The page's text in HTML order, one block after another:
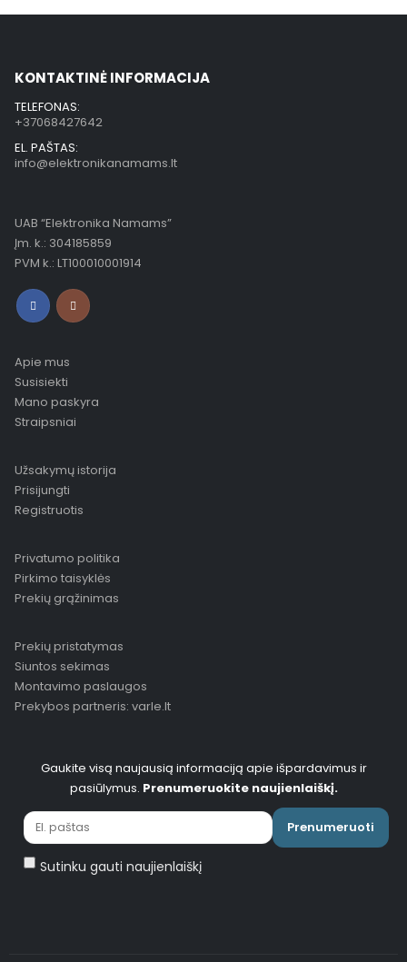
KONTAKTINĖ INFORMACIJA
TELEFONAS:
+37068427642
EL. PAŠTAS:
info@elektronikanamams.lt
UAB “Elektronika Namams”
Įm. k.: 304185859
PVM k.: LT100010001914
Apie mus
Susisiekti
Mano paskyra
Straipsniai
Užsakymų istorija
Prisijungti
Registruotis
Privatumo politika
Pirkimo taisyklės
Prekių grąžinimas
Prekių pristatymas
Siuntos sekimas
Montavimo paslaugos
Prekybos partneris: varle.lt
Gaukite visą naujausią informaciją apie išpardavimus ir
pasiūlymus. Prenumeruokite naujienlaiškį.
Prenumeruoti
Sutinku gauti naujienlaiškį